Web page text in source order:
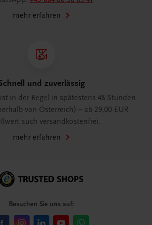
mehr erfahren
und zuverlässig
in der Regel in spätestens 48 Stunden
von Österreich) – ab 29,00 EUR
auch versandkostenfrei.
mehr erfahren
Besuchen Sie uns auf: